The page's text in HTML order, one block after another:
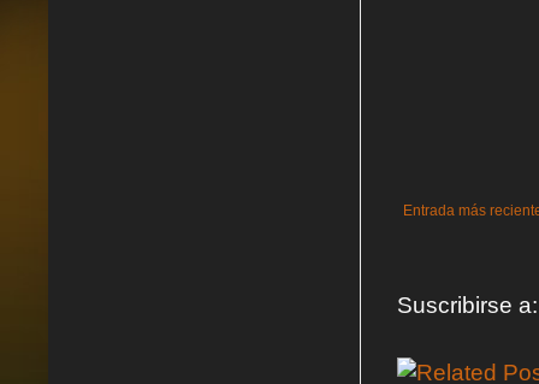
Entrada más
Suscribirse